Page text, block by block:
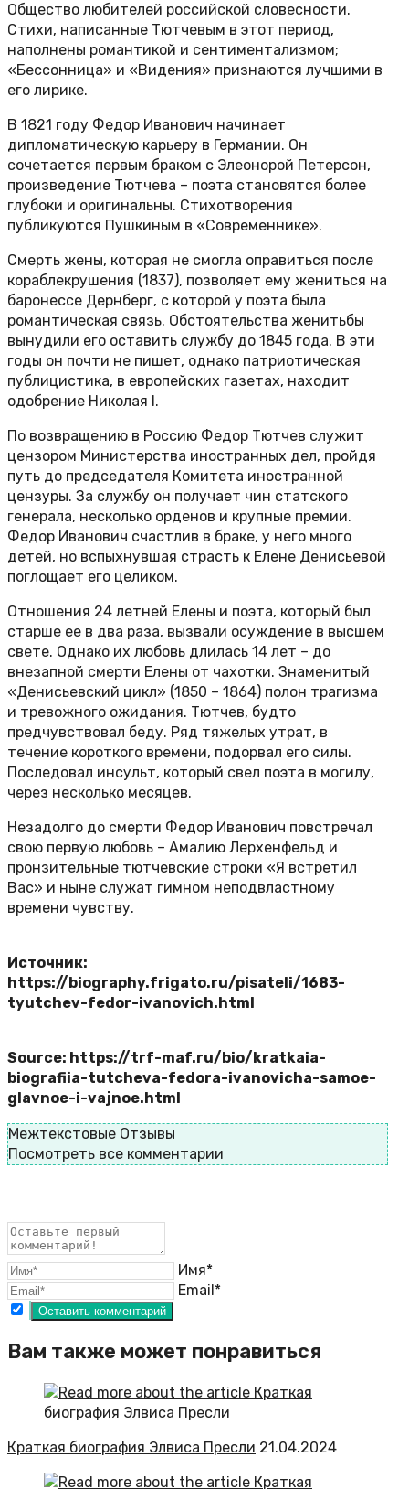
Общество любителей российской словесности.
Стихи, написанные Тютчевым в этот период,
наполнены романтикой и сентиментализмом;
«Бессонница» и «Видения» признаются лучшими в
его лирике.
В 1821 году Федор Иванович начинает
дипломатическую карьеру в Германии. Он
сочетается первым браком с Элеонорой Петерсон,
произведение Тютчева – поэта становятся более
глубоки и оригинальны. Стихотворения
публикуются Пушкиным в «Современнике».
Смерть жены, которая не смогла оправиться после
кораблекрушения (1837), позволяет ему жениться на
баронессе Дернберг, с которой у поэта была
романтическая связь. Обстоятельства женитьбы
вынудили его оставить службу до 1845 года. В эти
годы он почти не пишет, однако патриотическая
публицистика, в европейских газетах, находит
одобрение Николая I.
По возвращению в Россию Федор Тютчев служит
цензором Министерства иностранных дел, пройдя
путь до председателя Комитета иностранной
цензуры. За службу он получает чин статского
генерала, несколько орденов и крупные премии.
Федор Иванович счастлив в браке, у него много
детей, но вспыхнувшая страсть к Елене Денисьевой
поглощает его целиком.
Отношения 24 летней Елены и поэта, который был
старше ее в два раза, вызвали осуждение в высшем
свете. Однако их любовь длилась 14 лет – до
внезапной смерти Елены от чахотки. Знаменитый
«Денисьевский цикл» (1850 – 1864) полон трагизма
и тревожного ожидания. Тютчев, будто
предчувствовал беду. Ряд тяжелых утрат, в
течение короткого времени, подорвал его силы.
Последовал инсульт, который свел поэта в могилу,
через несколько месяцев.
Незадолго до смерти Федор Иванович повстречал
свою первую любовь – Амалию Лерхенфельд и
пронзительные тютчевские строки «Я встретил
Вас» и ныне служат гимном неподвластному
времени чувству.
Источник:
https://biography.frigato.ru/pisateli/1683-
tyutchev-fedor-ivanovich.html
Source: https://trf-maf.ru/bio/kratkaia-
biografiia-tutcheva-fedora-ivanovicha-samoe-
glavnoe-i-vajnoe.html
Межтекстовые Отзывы
Посмотреть все комментарии
Имя*
Email*
Вам также может понравиться
Краткая биография Элвиса Пресли 21.04.2024